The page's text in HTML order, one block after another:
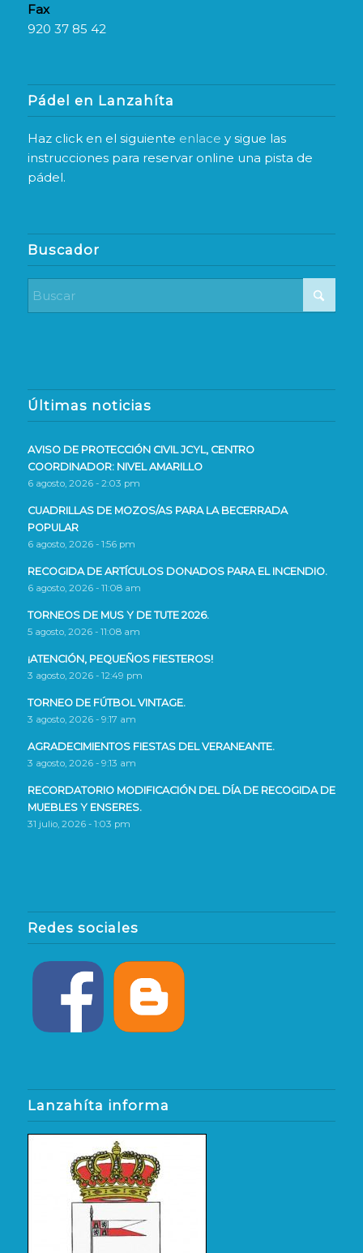
Fax
920 37 85 42
Pádel en Lanzahíta
Haz click en el siguiente enlace y sigue las
instrucciones para reservar online una pista de
pádel.
Buscador
Últimas noticias
AVISO DE PROTECCIÓN CIVIL JCYL, CENTRO
COORDINADOR: NIVEL AMARILLO
6 agosto, 2026 - 2:03 pm
CUADRILLAS DE MOZOS/AS PARA LA BECERRADA
POPULAR
6 agosto, 2026 - 1:56 pm
RECOGIDA DE ARTÍCULOS DONADOS PARA EL INCENDIO.
6 agosto, 2026 - 11:08 am
TORNEOS DE MUS Y DE TUTE 2026.
5 agosto, 2026 - 11:08 am
¡ATENCIÓN, PEQUEÑOS FIESTEROS!
3 agosto, 2026 - 12:49 pm
TORNEO DE FÚTBOL VINTAGE.
3 agosto, 2026 - 9:17 am
AGRADECIMIENTOS FIESTAS DEL VERANEANTE.
3 agosto, 2026 - 9:13 am
RECORDATORIO MODIFICACIÓN DEL DÍA DE RECOGIDA DE
MUEBLES Y ENSERES.
31 julio, 2026 - 1:03 pm
Redes sociales
Lanzahíta informa